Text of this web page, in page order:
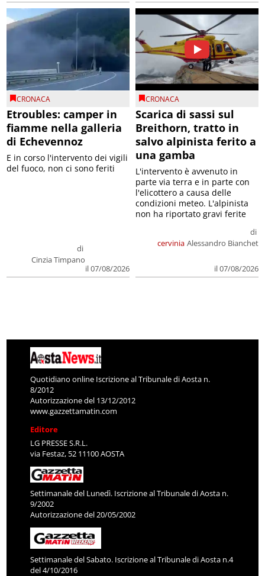
CRONACA
Etroubles: camper in
fiamme nella galleria
di Echevennoz
di
Cinzia Timpano
il 07/08/2026
E in corso l'intervento dei vigili
del fuoco, non ci sono feriti
CRONACA
Scarica di sassi sul
Breithorn, tratto in
salvo alpinista ferito a
una gamba
cervinia
di
Alessandro Bianchet
il 07/08/2026
L'intervento è avvenuto in
parte via terra e in parte con
l'elicottero a causa delle
condizioni meteo. L'alpinista
non ha riportato gravi ferite
Quotidiano online Iscrizione al Tribunale di Aosta n.
8/2012
Autorizzazione del 13/12/2012
www.gazzettamatin.com
Editore
LG PRESSE S.R.L.
via Festaz, 52 11100 AOSTA
Settimanale del Lunedì. Iscrizione al Tribunale di Aosta n.
9/2002
Autorizzazione del 20/05/2002
Settimanale del Sabato. Iscrizione al Tribunale di Aosta n.4
del 4/10/2016